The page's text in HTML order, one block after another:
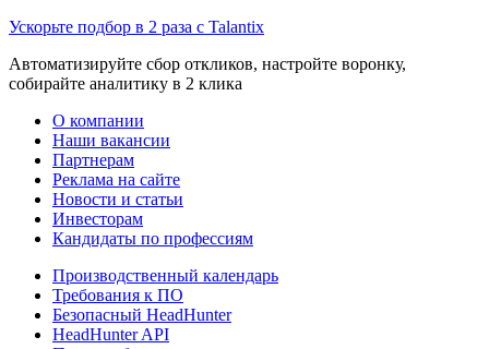
Ускорьте подбор в 2 раза с Talantix
Автоматизируйте сбор откликов, настройте воронку,
собирайте аналитику в 2 клика
О компании
Наши вакансии
Партнерам
Реклама на сайте
Новости и статьи
Инвесторам
Кандидаты по профессиям
Производственный календарь
Требования к ПО
Безопасный HeadHunter
HeadHunter API